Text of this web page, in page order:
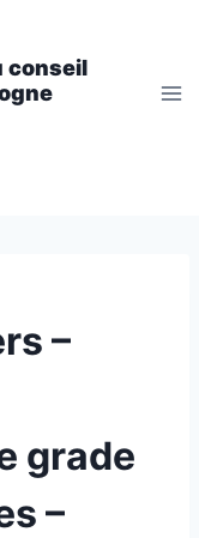
conseil
–
grade
–